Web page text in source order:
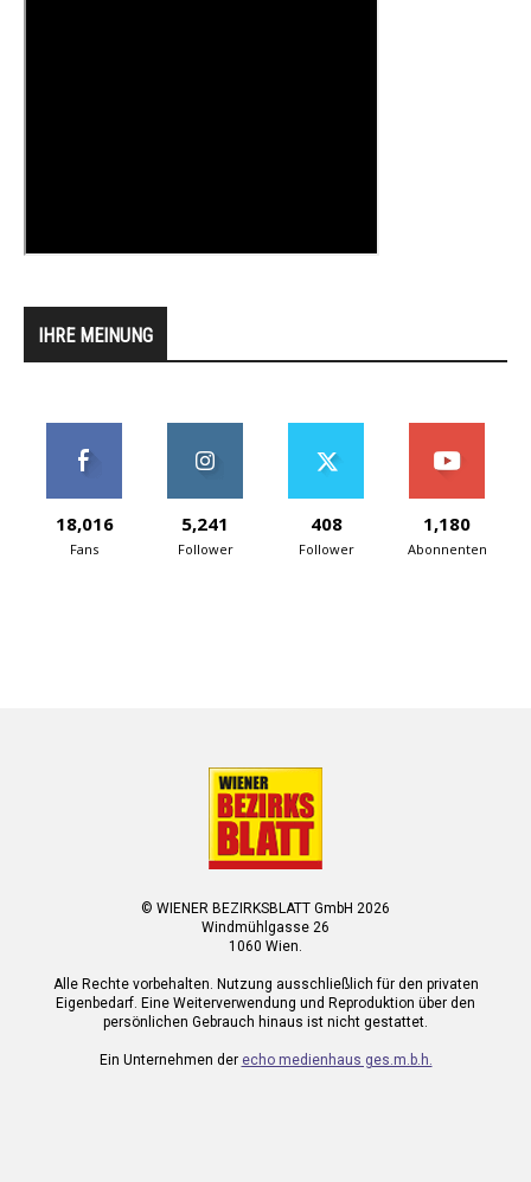
IHRE MEINUNG
18,016
Fans
5,241
Follower
408
Follower
1,180
Abonnenten
© WIENER BEZIRKSBLATT GmbH 2026
Windmühlgasse 26
1060 Wien.
Alle Rechte vorbehalten. Nutzung ausschließlich für den privaten
Eigenbedarf. Eine Weiterverwendung und Reproduktion über den
persönlichen Gebrauch hinaus ist nicht gestattet.
Ein Unternehmen der echo medienhaus ges.m.b.h.